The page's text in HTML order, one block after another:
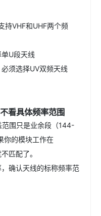
持VHF和UHF两个频
U段天线
须选择UV双频天线
看具体频率范围
范围只是业余段（144-
的模块工作在
匹配了。
确认天线的标称频率范